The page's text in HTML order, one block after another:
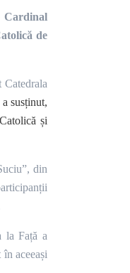
Cardinal
de
susținut,
și
din
la Față a
aceeași